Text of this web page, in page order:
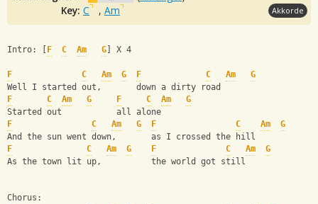
Key: C , Am Akkorde
Intro: [ F C Am G ] X 4
F C Am G F C Am
G
Well I started out,       down a dirty road
F
C Am G F C Am
G
Started out           all alone
F
C Am G F C Am
G
And the sun went down,       as I crossed the hill
F
C Am G F C Am
G
As the town lit up,          the world got still
Chorus: